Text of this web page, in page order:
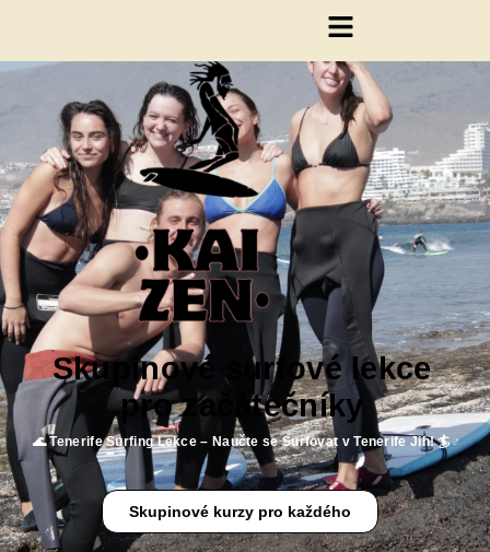
Skupinové surfové lekce
pro začátečníky
🌊 Tenerife Surfing Lekce – Naučte se Surfovat v Tenerife Jih! 🏄♂️
Skupinové kurzy pro každého